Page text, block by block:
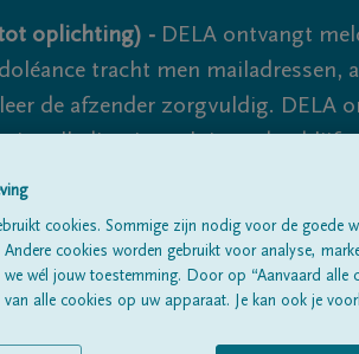
oplichting) - DELA ontvangt
tracht men mailadressen,
de afzender zorgvuldig. DELA
volledig uit te sluiten, dus blijf
Alle
cookies. Sommige zijn nodig voor de goede
cookies worden gebruikt voor analyse,
wél jouw toestemming. Door op “Aanvaard alle
alle cookies op uw apparaat. Je kan ook je